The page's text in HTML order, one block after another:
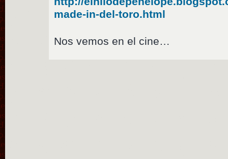
made-in-del-toro.html
Nos vemos en el cine…